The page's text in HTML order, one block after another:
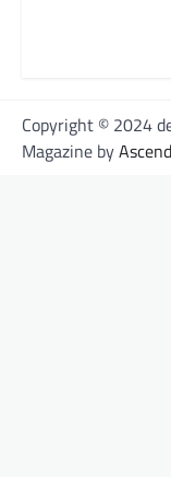
Copyright © 2024
Magazine by